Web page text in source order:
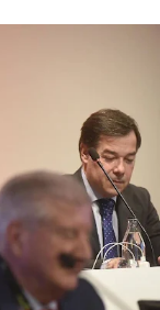
fichajes
firmar su nuevo
el centro
2-1